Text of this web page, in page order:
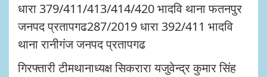
धारा 379/411/413/414/420 भादवि थाना फतनपुर
जनपद प्रतापगढ287/2019 धारा 392/411 भादवि
थाना रानीगंज जनपद प्रतापगढ
गिरफ्तारी टीमथानाध्यक्ष सिकरारा यजुवेन्द्र कुमार सिंह